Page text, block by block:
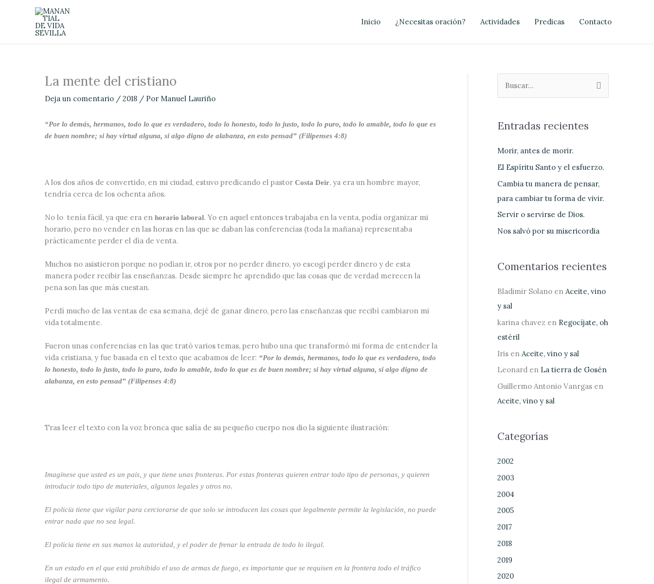
Inicio ¿Necesitas oración? Actividades Predicas Contacto
La mente del cristiano
Deja un comentario / 2018 / Por Manuel Lauriño
“Por lo demás, hermanos, todo lo que es verdadero, todo lo honesto, todo lo justo, todo lo puro, todo lo amable, todo lo que es
de buen nombre; si hay virtud alguna, si algo digno de alabanza, en esto pensad” (Filipenses 4:8)
A los dos años de convertido, en mi ciudad, estuvo predicando el pastor Costa Deir, ya era un hombre mayor,
tendría cerca de los ochenta años.
No lo tenía fácil, ya que era en horario laboral. Yo en aquel entonces trabajaba en la venta, podía organizar mi
horario, pero no vender en las horas en las que se daban las conferencias (toda la mañana) representaba
prácticamente perder el día de venta.
Muchos no asistieron porque no podían ir, otros por no perder dinero, yo escogí perder dinero y de esta
manera poder recibir las enseñanzas. Desde siempre he aprendido que las cosas que de verdad merecen la
pena son las que más cuestan.
Perdí mucho de las ventas de esa semana, dejé de ganar dinero, pero las enseñanzas que recibí cambiaron mi
vida totalmente.
Fueron unas conferencias en las que trató varios temas, pero hubo una que transformó mi forma de entender la
vida cristiana, y fue basada en el texto que acabamos de leer: “Por lo demás, hermanos, todo lo que es verdadero, todo
lo honesto, todo lo justo, todo lo puro, todo lo amable, todo lo que es de buen nombre; si hay virtud alguna, si algo digno de
alabanza, en esto pensad” (Filipenses 4:8)
Tras leer el texto con la voz bronca que salía de su pequeño cuerpo nos dio la siguiente ilustración:
Imagínese que usted es un país, y que tiene unas fronteras. Por estas fronteras quieren entrar todo tipo de personas, y quieren
introducir todo tipo de materiales, algunos legales y otros no.
El policía tiene que vigilar para cerciorarse de que solo se introducen las cosas que legalmente permite la legislación, no puede
entrar nada que no sea legal.
El policía tiene en sus manos la autoridad, y el poder de frenar la entrada de todo lo ilegal.
En un estado en el que está prohibido el uso de armas de fuego, es importante que se requisen en la frontera todo el tráfico
ilegal de armamento.
c
a
o
r
:
Entradas recientes
Morir, antes de morir.
El Espíritu Santo y el esfuerzo.
Cambia tu manera de pensar,
para cambiar tu forma de vivir.
Servir o servirse de Dios.
Nos salvó por su misericordia
Comentarios recientes
Bladimir Solano en Aceite, vino
y sal
karina chavez en Regocíjate, oh
estéril
Iris en Aceite, vino y sal
Leonard en La tierra de Gosén
Guillermo Antonio Vanrgas en
Aceite, vino y sal
Categorías
2002
2003
2004
2005
2017
2018
2019
2020